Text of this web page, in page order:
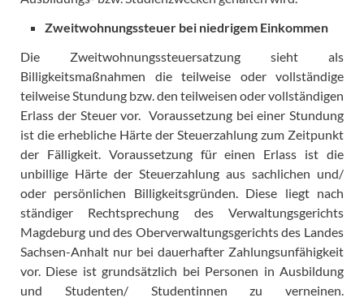
Zweitwohnungssteuer bei niedrigem Einkommen
Die Zweitwohnungssteuersatzung sieht als
Billigkeitsmaßnahmen die teilweise oder vollständige
teilweise Stundung bzw. den teilweisen oder vollständigen
Erlass der Steuer vor. Voraussetzung bei einer Stundung
ist die erhebliche Härte der Steuerzahlung zum Zeitpunkt
der Fälligkeit. Voraussetzung für einen Erlass ist die
unbillige Härte der Steuerzahlung aus sachlichen und/
oder persönlichen Billigkeitsgründen. Diese liegt nach
ständiger Rechtsprechung des Verwaltungsgerichts
Magdeburg und des Oberverwaltungsgerichts des Landes
Sachsen-Anhalt nur bei dauerhafter Zahlungsunfähigkeit
vor. Diese ist grundsätzlich bei Personen in Ausbildung
und Studenten/ Studentinnen zu verneinen.